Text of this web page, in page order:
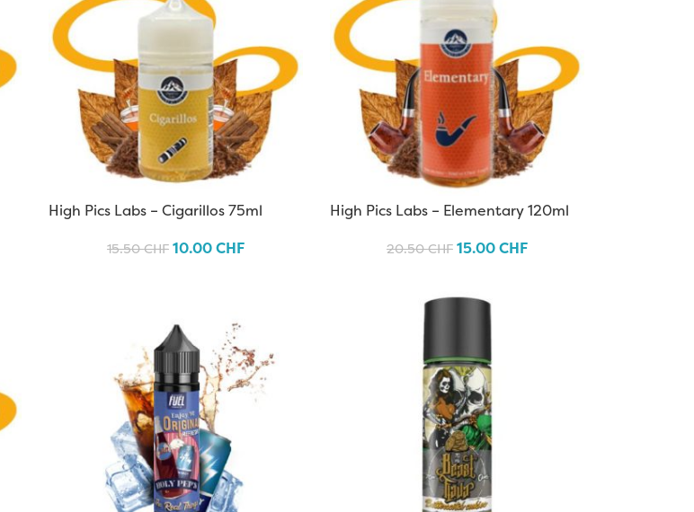
High Pics Labs – Cigarillos 75ml
15.50CHF 10.00CHF
High Pics Labs – Elementary 120ml
20.50CHF 15.00CHF